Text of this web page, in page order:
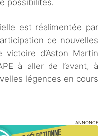
possibilités.
est réalimentée par
de nouvelles
d’Aston Martin
à aller de l’avant, à
légendes en cours
ANNONCE